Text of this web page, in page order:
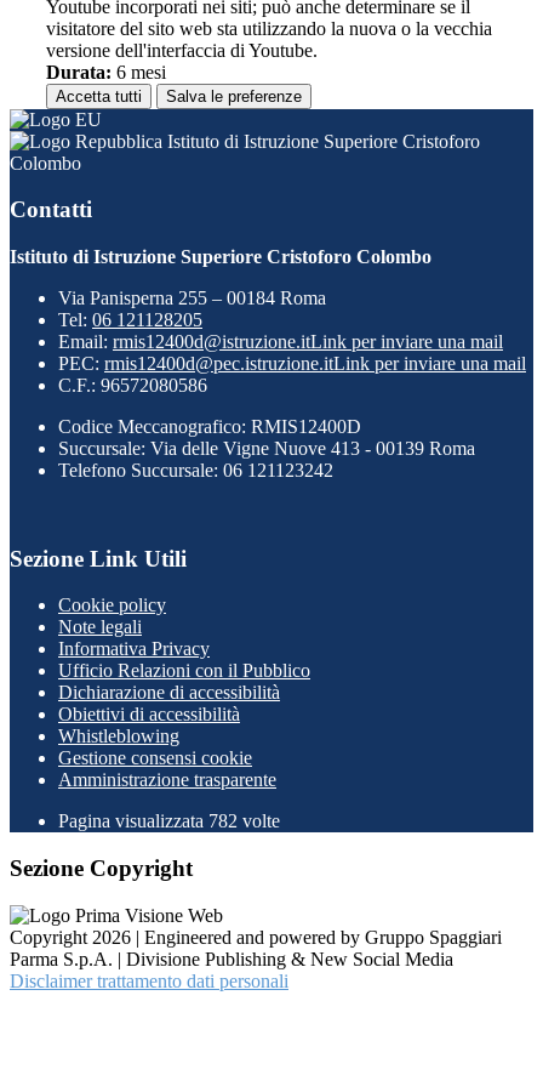
Youtube incorporati nei siti; può anche determinare se il
visitatore del sito web sta utilizzando la nuova o la vecchia
versione dell'interfaccia di Youtube.
Durata: 6 mesi
Accetta tutti Salva le preferenze
Istituto di Istruzione Superiore Cristoforo
Colombo
Contatti
Istituto di Istruzione Superiore Cristoforo Colombo
Via Panisperna 255 – 00184 Roma
Tel: 06 121128205
Email: rmis12400d@istruzione.itLink per inviare una mail
PEC: rmis12400d@pec.istruzione.itLink per inviare una mail
C.F.: 96572080586
Codice Meccanografico: RMIS12400D
Succursale: Via delle Vigne Nuove 413 - 00139 Roma
Telefono Succursale: 06 121123242
Sezione Link Utili
Cookie policy
Note legali
Informativa Privacy
Ufficio Relazioni con il Pubblico
Dichiarazione di accessibilità
Obiettivi di accessibilità
Whistleblowing
Gestione consensi cookie
Amministrazione trasparente
Pagina visualizzata 782 volte
Sezione Copyright
Copyright 2026 | Engineered and powered by Gruppo Spaggiari
Parma S.p.A. | Divisione Publishing & New Social Media
Disclaimer trattamento dati personali